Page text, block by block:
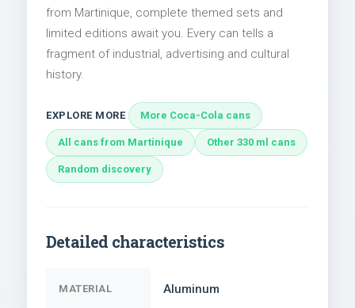
from Martinique, complete themed sets and
limited editions await you. Every can tells a
fragment of industrial, advertising and cultural
history.
EXPLORE MORE More Coca-Cola cans
All cans from Martinique Other 330 ml cans
Random discovery
Detailed characteristics
MATERIAL Aluminum